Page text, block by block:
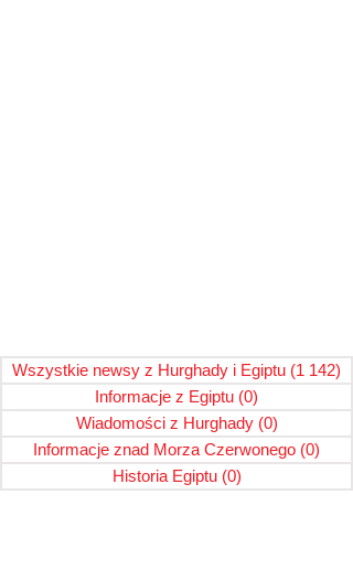
Wszystkie newsy z Hurghady i Egiptu (1 142)
Informacje z Egiptu (0)
Wiadomości z Hurghady (0)
Informacje znad Morza Czerwonego (0)
Historia Egiptu (0)